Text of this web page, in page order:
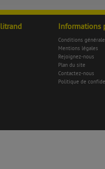
Informations
Conditions
Mentions légales
Rejoignez-nous
Plan du site
Contactez-nous
Politique de